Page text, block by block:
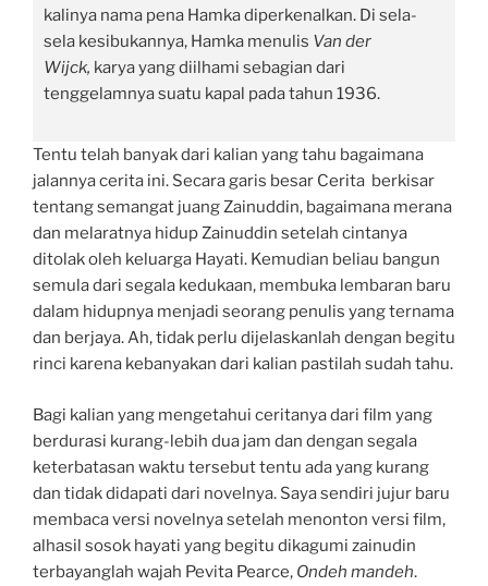
kalinya nama pena Hamka diperkenalkan. Di sela-
sela kesibukannya, Hamka menulis Van der
Wijck, karya yang diilhami sebagian dari
tenggelamnya suatu kapal pada tahun 1936.
Tentu telah banyak dari kalian yang tahu bagaimana
jalannya cerita ini. Secara garis besar Cerita berkisar
tentang semangat juang Zainuddin, bagaimana merana
dan melaratnya hidup Zainuddin setelah cintanya
ditolak oleh keluarga Hayati. Kemudian beliau bangun
semula dari segala kedukaan, membuka lembaran baru
dalam hidupnya menjadi seorang penulis yang ternama
dan berjaya. Ah, tidak perlu dijelaskanlah dengan begitu
rinci karena kebanyakan dari kalian pastilah sudah tahu.
Bagi kalian yang mengetahui ceritanya dari film yang
berdurasi kurang-lebih dua jam dan dengan segala
keterbatasan waktu tersebut tentu ada yang kurang
dan tidak didapati dari novelnya. Saya sendiri jujur baru
membaca versi novelnya setelah menonton versi film,
alhasil sosok hayati yang begitu dikagumi zainudin
terbayanglah wajah Pevita Pearce, Ondeh mandeh.